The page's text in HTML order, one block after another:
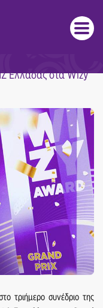
CARWIZ!
Ελλάδας στα Wizy
τριήμερο συνέδριο της